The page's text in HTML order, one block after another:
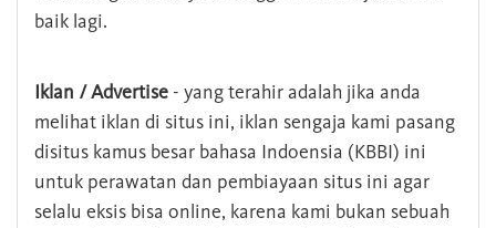
baik lagi.
Iklan / Advertise - yang terahir adalah jika anda
melihat iklan di situs ini, iklan sengaja kami pasang
disitus kamus besar bahasa Indoensia (KBBI) ini
untuk perawatan dan pembiayaan situs ini agar
selalu eksis bisa online, karena kami bukan sebuah